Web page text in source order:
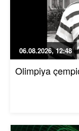
06.08.2026, 12:48
Olimpiya